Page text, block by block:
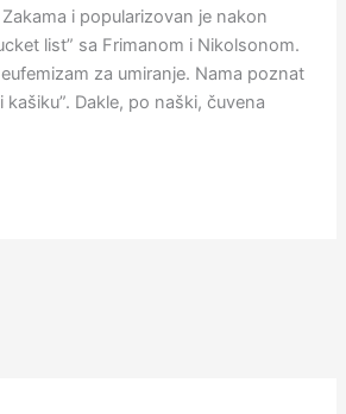
i popularizovan je nakon
list” sa Frimanom i Nikolsonom.
za umiranje. Nama poznat
kašiku”. Dakle, po naški, čuvena